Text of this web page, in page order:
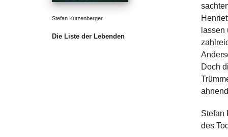
Doch
Stefan
des
Stefan Kutzenberger
Die Liste der Lebenden